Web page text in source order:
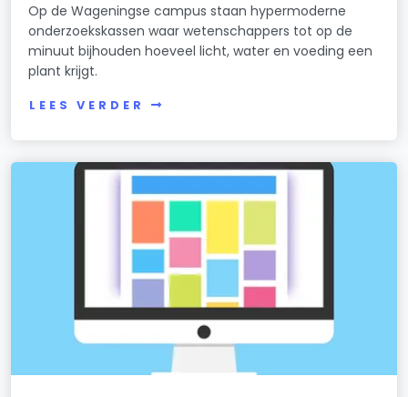
Op de Wageningse campus staan hypermoderne
onderzoekskassen waar wetenschappers tot op de
minuut bijhouden hoeveel licht, water en voeding een
plant krijgt.
LEES VERDER